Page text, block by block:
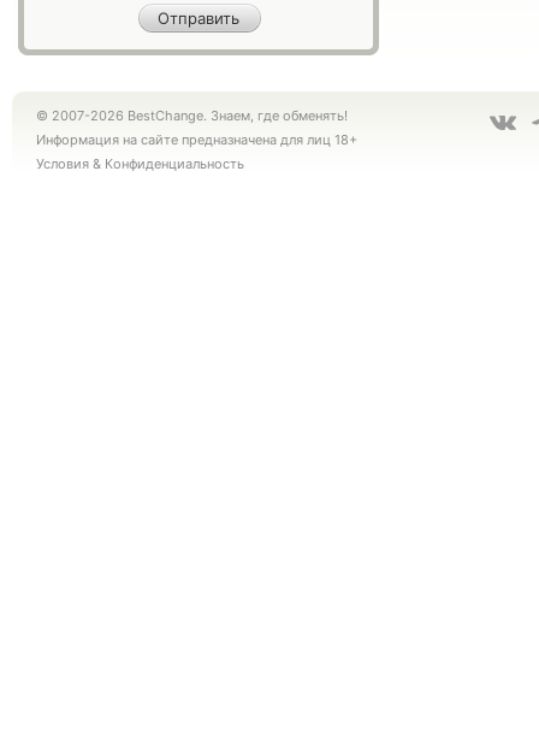
© 2007-2026 BestChange. Знаем, где обменять!
Информация на сайте предназначена для лиц 18+
Условия & Конфиденциальность